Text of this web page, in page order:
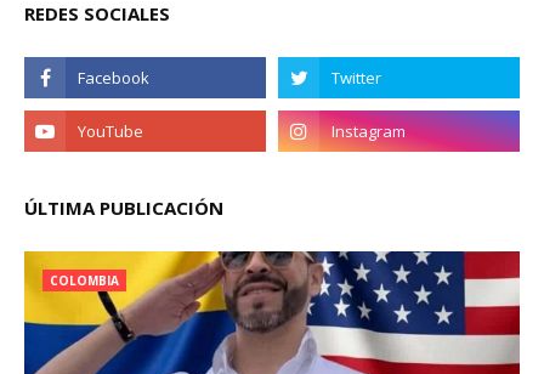
REDES SOCIALES
ÚLTIMA PUBLICACIÓN
COLOMBIA